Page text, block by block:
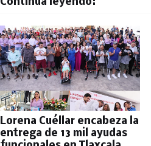
Lorena Cuéllar encabeza la
entrega de 13 mil ayudas